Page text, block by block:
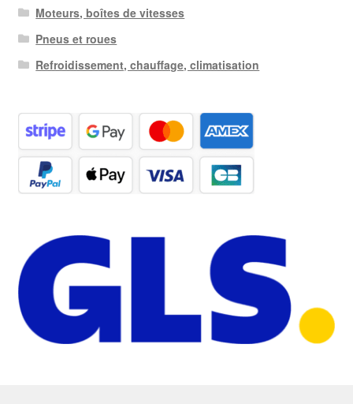
Moteurs, boîtes de vitesses
Pneus et roues
Refroidissement, chauffage, climatisation